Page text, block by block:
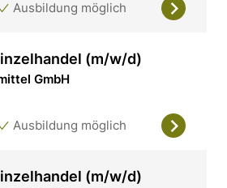
Ausbildung möglich
(m/w/d)
GmbH
Ausbildung möglich
(m/w/d)